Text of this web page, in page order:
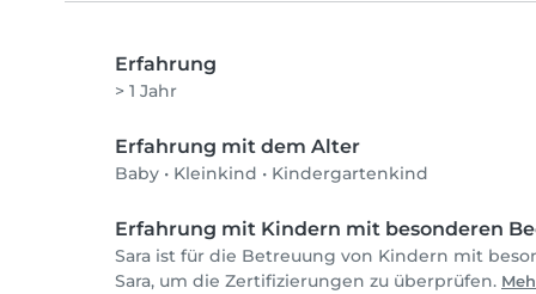
Erfahrung
> 1 Jahr
Erfahrung mit dem Alter
Baby • Kleinkind • Kindergartenkind
Erfahrung mit Kindern mit besonderen
Sara ist für die Betreuung von Kindern mit
Sara, um die Zertifizierungen zu überprüfen.